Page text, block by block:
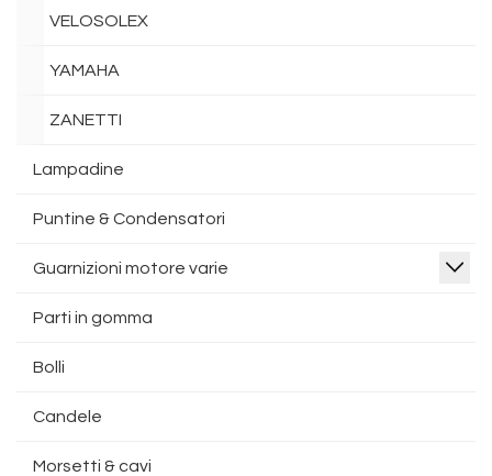
VELOSOLEX
YAMAHA
ZANETTI
Lampadine
Puntine & Condensatori
Guarnizioni motore varie
Parti in gomma
Bolli
Candele
Morsetti & cavi